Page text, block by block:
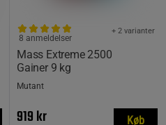
Mass Extreme 2500
Gainer 9 kg
+ 2 varianter
8 anmeldelser
Mutant
919 kr Køb